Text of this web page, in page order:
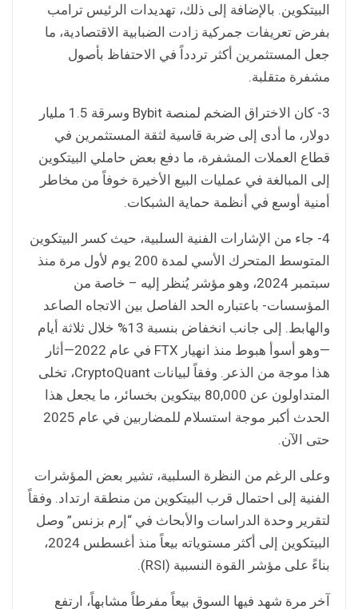
البيتكوين. بالإضافة إلى ذلك، تهديدات الرئيس ترامب
بفرض تعريفات جمركية زادت الضبابية الاقتصادية، ما
جعل المستثمرين أكثر تردداً في الاحتفاظ بأصول
مشفرة متقلبة.
3- كان الاختراق الضخم لمنصة Bybit وسرقة 1.5 مليار
دولار، ما أدى إلى ضربة قاسية لثقة المستثمرين في
قطاع العملات المشفرة، ما دفع بعض حاملي البيتكوين
إلى المبالغة في عمليات البيع الأخيرة خوفاً من مخاطر
أمنية أوسع في أنظمة حماية الشبكات.
4- جاء من الإشارات الفنية السلبية، حيث كسر البيتكوين
المتوسط المتحرك الأسي لمدة 200 يوم لأول مرة منذ
سبتمبر 2024، وهو مؤشر يُنظر إليه – خاصة من
المؤسسات- باعتباره الحد الفاصل بين الاتجاه الصاعد
والهابط. إلى جانب انخفاض بنسبة 13% خلال ثلاثة أيام
—وهو أسوأ هبوط منذ انهيار FTX في عام 2022—أثار
هذا موجة من الذعر. وفقاً لبيانات CryptoQuant، تخلى
المتداولون عن 80,000 بيتكوين بخسائر، ما يجعل هذا
الحدث أكبر موجة استسلام للمضاربين في عام 2025
حتى الآن.
وعلى الرغم من النظرة السلبية، تشير بعض المؤشرات
الفنية إلى احتمال قرب البيتكوين من منطقة ارتداد. وفقاً
لتقرير وحدة الدراسات والأبحاث في “إرم بزنس” وصل
البيتكوين إلى أكثر مستوياته بيعاً منذ أغسطس 2024،
بناءً على مؤشر القوة النسبية (RSI).
آخر مرة شهد فيها السوق بيعاً مفرطاً مشابهاً، ارتفع